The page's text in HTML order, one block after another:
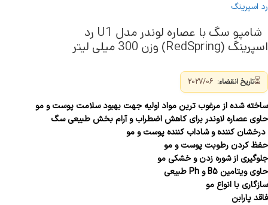
رد اسپرینگ
شامپو سگ با عصاره لوندر مدل U1 رد
اسپرینگ (RedSpring) وزن 300 میلی لیتر
⏳تاریخ انقضاء:
ساخته شده از مرغوب ترین مواد اولیه جهت بهبود سلامت پوست و مو
حاوی عصاره لاوندر برای کاهش اضطراب و آرام بخش طبیعی سگ
درخشان کننده و شاداب کننده پوست و مو
حفظ کردن رطوبت پوست و مو
جلوگیری از شوره زدن و خشکی مو
حاوی ویتامین B5 و Ph طبیعی
سازگاری با انواع مو
فاقد پارابن